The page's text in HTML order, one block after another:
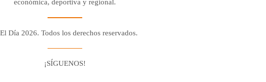
económica, deportiva y regional.
Día 2026. Todos los derechos reservados.
¡SÍGUENOS!